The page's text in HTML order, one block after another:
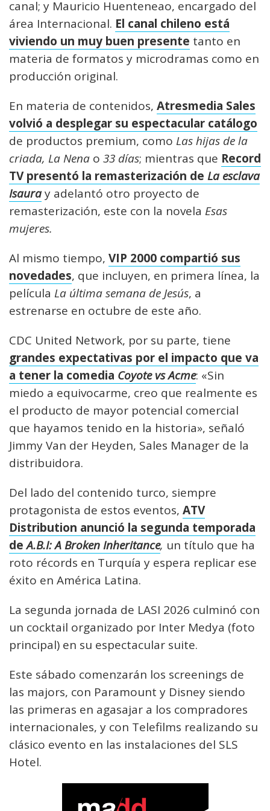
canal; y Mauricio Huenteneao, encargado del
área Internacional. El canal chileno está
viviendo un muy buen presente tanto en
materia de formatos y microdramas como en
producción original.
En materia de contenidos, Atresmedia Sales
volvió a desplegar su espectacular catálogo
de productos premium, como Las hijas de la
criada, La Nena o 33 días; mientras que Record
TV presentó la remasterización de La esclava
Isauray adelantó otro proyecto de
remasterización, este con la novela Esas
mujeres.
Al mismo tiempo, VIP 2000 compartió sus
novedades, que incluyen, en primera línea, la
película La última semana de Jesús, a
estrenarse en octubre de este año.
CDC United Network, por su parte, tiene
grandes expectativas por el impacto que va
a tener la comedia Coyote vs Acme: «Sin
miedo a equivocarme, creo que realmente es
el producto de mayor potencial comercial
que hayamos tenido en la historia», señaló
Jimmy Van der Heyden, Sales Manager de la
distribuidora.
Del lado del contenido turco, siempre
protagonista de estos eventos, ATV
Distribution anunció la segunda temporada
deA.B.I: A Broken Inheritance, un título que ha
roto récords en Turquía y espera replicar ese
éxito en América Latina.
La segunda jornada de LASI 2026 culminó con
un cocktail organizado por Inter Medya (foto
principal) en su espectacular suite.
Este sábado comenzarán los screenings de
las majors, con Paramount y Disney siendo
las primeras en agasajar a los compradores
internacionales, y con Telefilms realizando su
clásico evento en las instalaciones del SLS
Hotel.